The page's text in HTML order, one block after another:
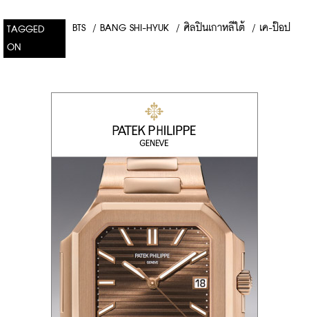
TAGGED
ON
BTS / BANG SHI-HYUK / ศิลปินเกาหลีใต้ / เค-ป๊อป